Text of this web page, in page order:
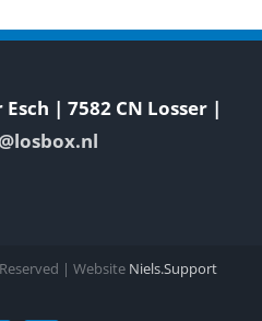
| 7582 CN Losser |
| Website Niels.Support